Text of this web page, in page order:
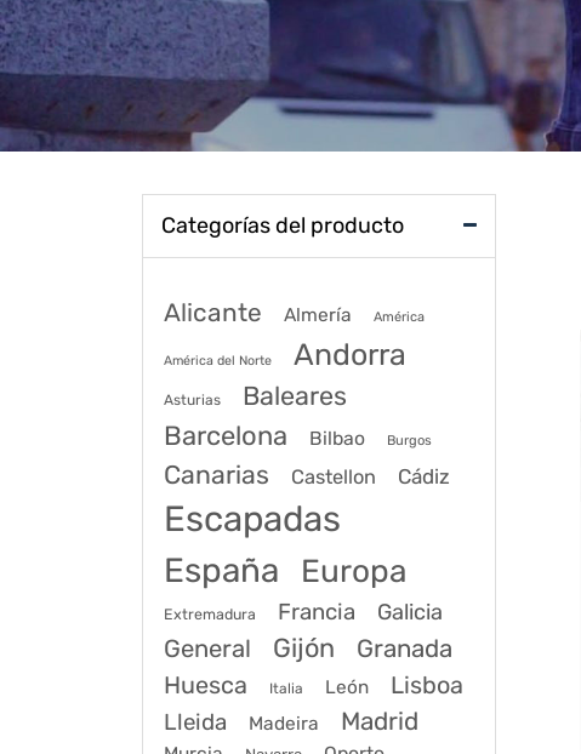
Categorías del producto
Alicante Almería América
América del Norte Andorra
Asturias Baleares
Barcelona Bilbao Burgos
Canarias Castellon Cádiz
Escapadas
España Europa
Extremadura Francia Galicia
General Gijón
Granada
Huesca
Italia León Lisboa
Lleida Madeira Madrid